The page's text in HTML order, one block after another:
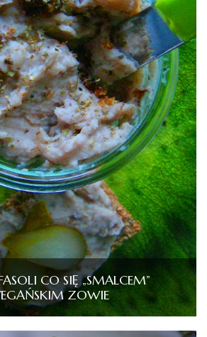
CO SIĘ „SMALCEM”
ZOWIE